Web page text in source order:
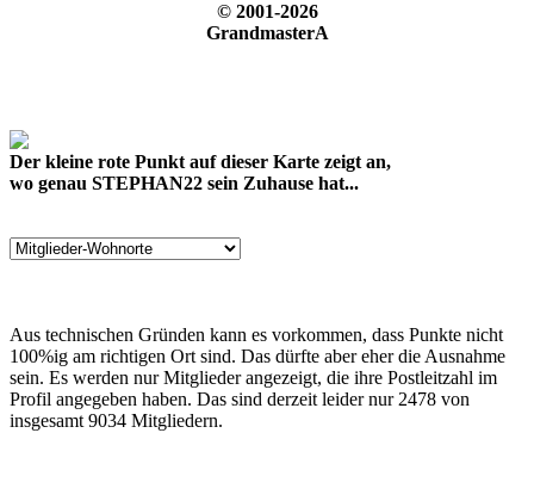
© 2001-2026
GrandmasterA
Der kleine rote Punkt auf dieser Karte zeigt an,
wo genau STEPHAN22 sein Zuhause hat...
Aus technischen Gründen kann es vorkommen, dass Punkte nicht
100%ig am richtigen Ort sind. Das dürfte aber eher die Ausnahme
sein. Es werden nur Mitglieder angezeigt, die ihre Postleitzahl im
Profil angegeben haben. Das sind derzeit leider nur 2478 von
insgesamt 9034 Mitgliedern.